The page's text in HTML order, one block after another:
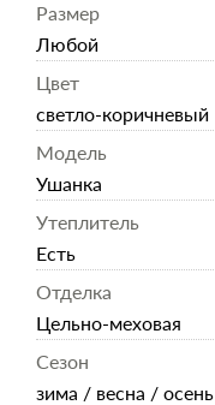
Размер
Любой
Цвет
светло-коричневый
Модель
Ушанка
Утеплитель
Есть
Отделка
Цельно-меховая
Сезон
зима / весна / осень